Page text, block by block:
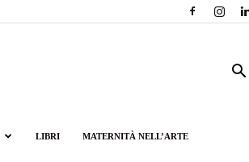
LIBRI MATERNITÀ NELL’ARTE